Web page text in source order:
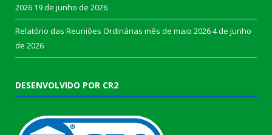
2026 19 de junho de 2026
Relatório das Reuniões Ordinárias mês de maio 20264 de junho
de 2026
DESENVOLVIDO POR CR2